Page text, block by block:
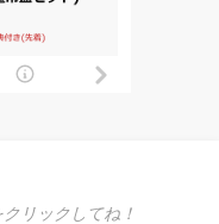
リックしてね！